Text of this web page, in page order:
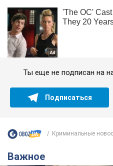
Ты еще не подписан на
Подписаться
Криминальные
Важное